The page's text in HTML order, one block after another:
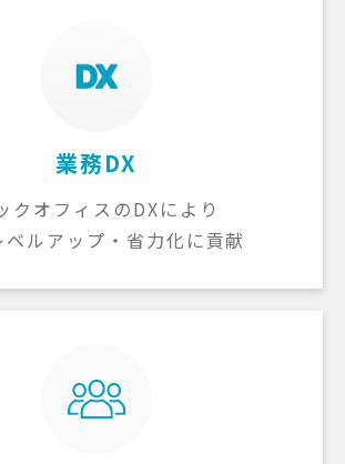
業務DX
クオフィスのDXにより
ベルアップ・省力化に貢献